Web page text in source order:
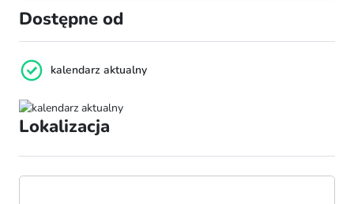
Dostępne od
kalendarz aktualny
Lokalizacja